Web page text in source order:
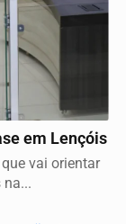
em Lençóis
vai orientar